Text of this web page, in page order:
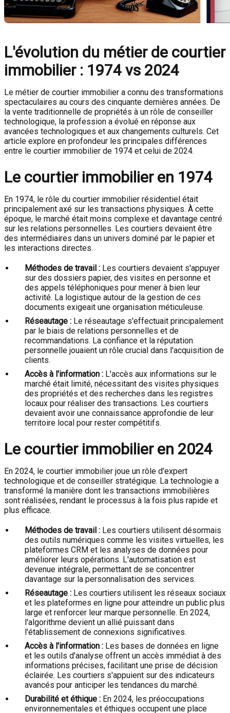
L'évolution du métier de courtier
immobilier : 1974 vs 2024
Le métier de courtier immobilier a connu des transformations
spectaculaires au cours des cinquante dernières années. De
la vente traditionnelle de propriétés à un rôle de conseiller
technologique, la profession a évolué en réponse aux
avancées technologiques et aux changements culturels. Cet
article explore en profondeur les principales différences
entre le courtier immobilier de 1974 et celui de 2024.
Le courtier immobilier en 1974
En 1974, le rôle du courtier immobilier résidentiel était
principalement axé sur les transactions physiques. À cette
époque, le marché était moins complexe et davantage centré
sur les relations personnelles. Les courtiers devaient être
des intermédiaires dans un univers dominé par le papier et
les interactions directes.
Méthodes de travail : Les courtiers devaient s'appuyer
sur des dossiers papier, des visites en personne et
des appels téléphoniques pour mener à bien leur
activité. La logistique autour de la gestion de ces
documents exigeait une organisation méticuleuse.
Réseautage : Le réseautage s'effectuait principalement
par le biais de relations personnelles et de
recommandations. La confiance et la réputation
personnelle jouaient un rôle crucial dans l'acquisition de
clients.
Accès à l'information : L'accès aux informations sur le
marché était limité, nécessitant des visites physiques
des propriétés et des recherches dans les registres
locaux pour réaliser des transactions. Les courtiers
devaient avoir une connaissance approfondie de leur
territoire local pour rester compétitifs.
Le courtier immobilier en 2024
En 2024, le courtier immobilier joue un rôle d'expert
technologique et de conseiller stratégique. La technologie a
transformé la manière dont les transactions immobilières
sont réalisées, rendant le processus à la fois plus rapide et
plus efficace.
Méthodes de travail : Les courtiers utilisent désormais
des outils numériques comme les visites virtuelles, les
plateformes CRM et les analyses de données pour
améliorer leurs opérations. L'automatisation est
devenue intégrale, permettant de se concentrer
davantage sur la personnalisation des services.
Réseautage : Les courtiers utilisent les réseaux sociaux
et les plateformes en ligne pour atteindre un public plus
large et renforcer leur marque personnelle. En 2024,
l'algorithme devient un allié puissant dans
l'établissement de connexions significatives.
Accès à l'information : Les bases de données en ligne
et les outils d'analyse offrent un accès immédiat à des
informations précises, facilitant une prise de décision
éclairée. Les courtiers s'appuient sur des indicateurs
avancés pour anticiper les tendances du marché.
Durabilité et éthique : En 2024, les préoccupations
environnementales et éthiques occupent une place